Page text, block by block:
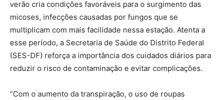
verão cria condições favoráveis para o surgimento das
micoses, infecções causadas por fungos que se
multiplicam com mais facilidade nessa estação. Atenta a
esse período, a Secretaria de Saúde do Distrito Federal
(SES-DF) reforça a importância dos cuidados diários para
reduzir o risco de contaminação e evitar complicações.
“Com o aumento da transpiração, o uso de roupas